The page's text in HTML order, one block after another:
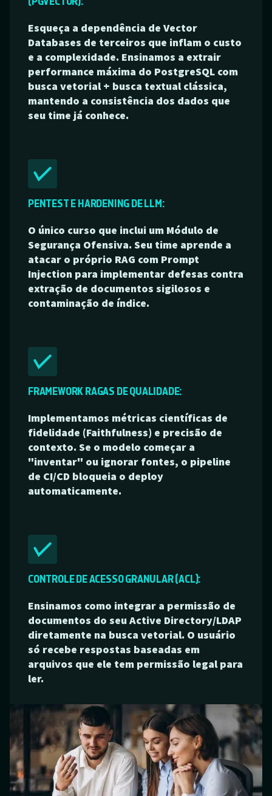
Esqueça a dependência de Vector
Databases de terceiros que inflam o custo
e a complexidade. Ensinamos a extrair
performance máxima do PostgreSQL com
busca vetorial + busca textual clássica,
mantendo a consistência dos dados que
seu time já conhece.
PENTEST E HARDENING DE LLM:
O único curso que inclui um Módulo de
Segurança Ofensiva. Seu time aprende a
atacar o próprio RAG com Prompt
Injection para implementar defesas contra
extração de documentos sigilosos e
contaminação de índice.
FRAMEWORK RAGAS DE QUALIDADE:
Implementamos métricas científicas de
fidelidade (Faithfulness) e precisão de
contexto. Se o modelo começar a
"inventar" ou ignorar fontes, o pipeline
de CI/CD bloqueia o deploy
automaticamente.
CONTROLE DE ACESSO GRANULAR (ACL):
Ensinamos como integrar a permissão de
documentos do seu Active Directory/LDAP
diretamente na busca vetorial. O usuário
só recebe respostas baseadas em
arquivos que ele tem permissão legal para
ler.